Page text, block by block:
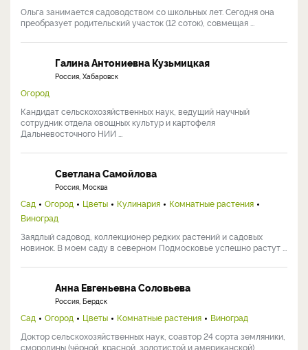
Ольга занимается садоводством со школьных лет. Сегодня она
преобразует родительский участок (12 соток), совмещая ...
Галина Антониевна Кузьмицкая
Россия, Хабаровск
Огород
Кандидат сельскохозяйственных наук, ведущий научный
сотрудник отдела овощных культур и картофеля
Дальневосточного НИИ ...
Светлана Самойлова
Россия, Москва
Сад Огород Цветы Кулинария
Комнатные растения
Виноград
Заядлый садовод, коллекционер редких растений и садовых
новинок. В моем саду в северном Подмосковье успешно растут ...
Анна Евгеньевна Соловьева
Россия, Бердск
Сад Огород Цветы Комнатные растения
Виноград
Доктор сельскохозяйственных наук, соавтор 24 сорта земляники,
смородины (чёрной, красной, золотистой и американской), ...